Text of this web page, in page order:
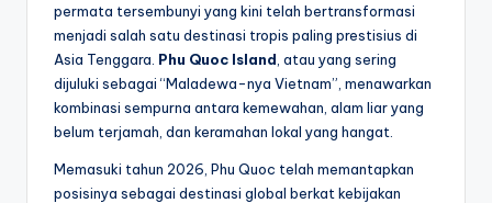
permata tersembunyi yang kini telah bertransformasi
menjadi salah satu destinasi tropis paling prestisius di
Asia Tenggara. Phu Quoc Island , atau yang sering
dijuluki sebagai “Maladewa-nya Vietnam”, menawarkan
kombinasi sempurna antara kemewahan, alam liar yang
belum terjamah, dan keramahan lokal yang hangat.
Memasuki tahun 2026, Phu Quoc telah memantapkan
posisinya sebagai destinasi global berkat kebijakan